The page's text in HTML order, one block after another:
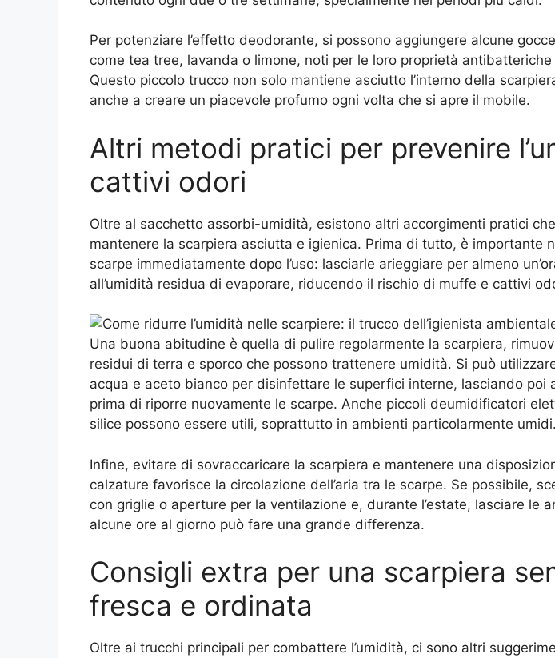
Per potenziare l’effetto deodorante, si possono aggiungere alcune
come tea tree, lavanda o limone, noti per le loro proprietà
Questo piccolo trucco non solo mantiene asciutto l’interno della
anche a creare un piacevole profumo ogni volta che si apre il mobile.
Altri metodi pratici per prevenire
cattivi odori
Oltre al sacchetto assorbi-umidità, esistono altri accorgimenti pratici
mantenere la scarpiera asciutta e igienica. Prima di tutto, è importante
scarpe immediatamente dopo l’uso: lasciarle arieggiare per almeno
all’umidità residua di evaporare, riducendo il rischio di muffe e cattivi
Una buona abitudine è quella di pulire regolarmente la scarpiera,
residui di terra e sporco che possono trattenere umidità. Si può
acqua e aceto bianco per disinfettare le superfici interne, lasciando poi
prima di riporre nuovamente le scarpe. Anche piccoli deumidificatori
silice possono essere utili, soprattutto in ambienti particolarmente umidi.
Infine, evitare di sovraccaricare la scarpiera e mantenere una
calzature favorisce la circolazione dell’aria tra le scarpe. Se possibile,
con griglie o aperture per la ventilazione e, durante l’estate, lasciare le
alcune ore al giorno può fare una grande differenza.
Consigli extra per una scarpiera
fresca e ordinata
Oltre ai trucchi principali per combattere l’umidità, ci sono altri